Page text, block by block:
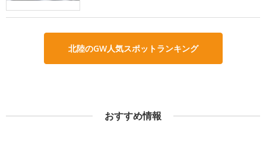
北陸のGW人気スポットランキング
おすすめ情報